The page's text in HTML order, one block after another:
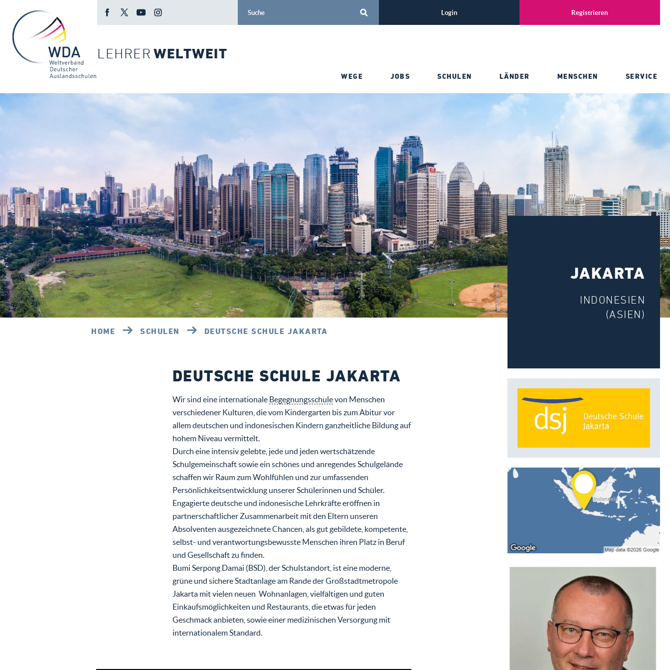
LEHRER WELTWEIT
Login Registrieren
WEGE JOBS SCHULEN LÄNDER MENSCHEN SERVICE
HOME SCHULEN DEUTSCHE SCHULE JAKARTA
JAKARTA
INDONESIEN
(ASIEN)
DEUTSCHE SCHULE JAKARTA
Wir sind eine internationale Begegnungsschulevon Menschen
verschiedener Kulturen, die vom Kindergarten bis zum Abitur vor
allem deutschen und indonesischen Kindern ganzheitliche Bildung auf
hohem Niveau vermittelt.
Durch eine intensiv gelebte, jede und jeden wertschätzende
Schulgemeinschaft sowie ein schönes und anregendes Schulgelände
schaffen wir Raum zum Wohlfühlen und zur umfassenden
Persönlichkeitsentwicklung unserer Schülerinnen und Schüler.
Engagierte deutsche und indonesische Lehrkräfte eröffnen in
partnerschaftlicher Zusammenarbeit mit den Eltern unseren
Absolventen ausgezeichnete Chancen, als gut gebildete, kompetente,
selbst- und verantwortungsbewusste Menschen ihren Platz in Beruf
und Gesellschaft zu finden.
Bumi Serpong Damai (BSD), der Schulstandort, ist eine moderne,
grüne und sichere Stadtanlage am Rande der Großstadtmetropole
Jakarta mit vielen neuen Wohnanlagen, vielfältigen und guten
Einkaufsmöglichkeiten und Restaurants, die etwas für jeden
Geschmack anbieten, sowie einer medizinischen Versorgung mit
internationalem Standard.